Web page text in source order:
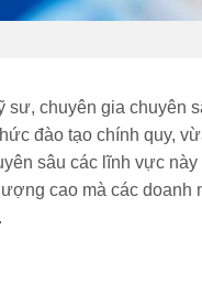
sư, chuyên gia chuyên
đào tạo chính quy,
sâu các lĩnh vực
cao mà các doanh